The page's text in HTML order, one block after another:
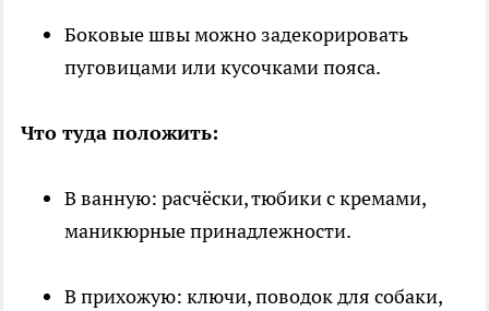
Боковые швы можно задекорировать
пуговицами или кусочками пояса.
Что туда положить:
В ванную: расчёски, тюбики с кремами,
маникюрные принадлежности.
В прихожую: ключи, поводок для собаки,